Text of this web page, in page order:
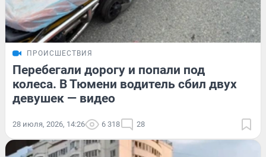
ПРОИСШЕСТВИЯ
Перебегали дорогу и попали под
колеса. В Тюмени водитель сбил двух
девушек — видео
28 июля, 2026, 14:26 6 318 28